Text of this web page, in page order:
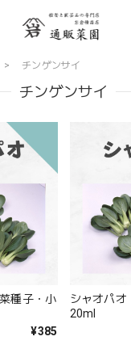
チンゲンサイ
チンゲンサイ
種子・小
¥385
シャオパ
20ml